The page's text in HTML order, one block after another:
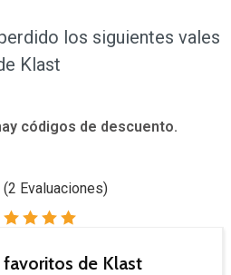
los siguientes vales
Klast
códigos de descuento.
(2 Evaluaciones)
de Klast